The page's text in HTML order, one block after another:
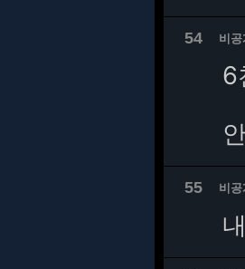
54 비공
6
55 비공